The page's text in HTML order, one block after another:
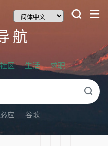
航
社区 生活 求职
必应 谷歌